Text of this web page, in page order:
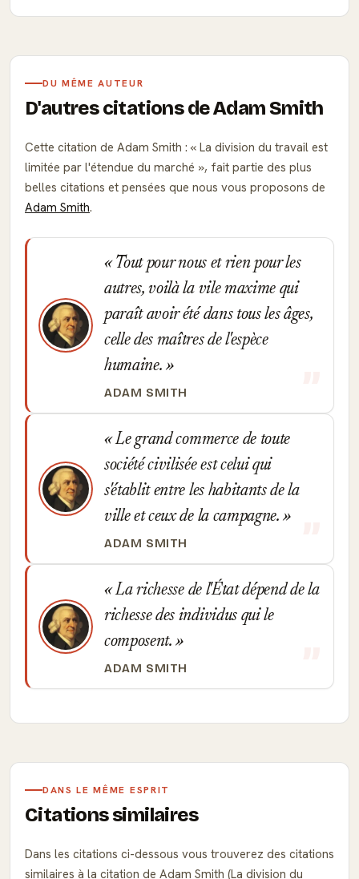
DU MÊME AUTEUR
D'autres citations de Adam Smith
Cette citation de Adam Smith :
La division du travail est
limitée par l'étendue du marché
, fait partie des plus
belles citations et pensées que nous vous proposons de
Adam Smith.
Tout pour nous et rien pour les
autres, voilà la vile maxime qui
paraît avoir été dans tous les âges,
celle des maîtres de l'espèce
humaine.
ADAM SMITH
Le grand commerce de toute
société civilisée est celui qui
s'établit entre les habitants de la
ville et ceux de la campagne.
ADAM SMITH
La richesse de l'État dépend de la
richesse des individus qui le
composent.
ADAM SMITH
DANS LE MÊME ESPRIT
Citations similaires
Dans les citations ci-dessous vous trouverez des citations
similaires à la citation de Adam Smith (La division du